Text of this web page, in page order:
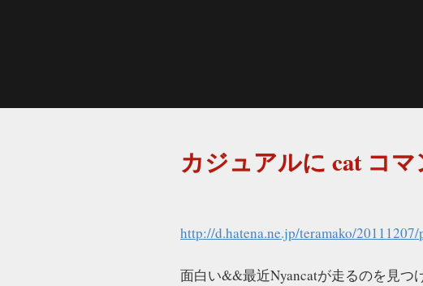
カジュアルに cat コ
http://d.hatena.ne.jp/teramako/20111207/
面白い&&最近Nyancatが走るのを見つ